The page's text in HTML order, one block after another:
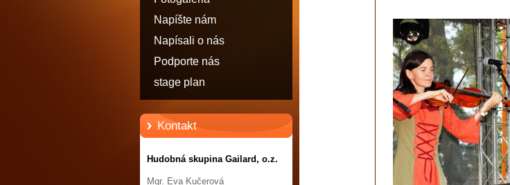
Napíšte nám
Napísali o nás
Podporte nás
stage plan
Kontakt
Hudobná skupina Gailard, o.z.
Mgr. Eva Kučerová